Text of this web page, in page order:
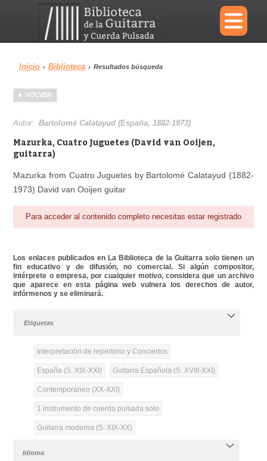
×
Menu
Biblioteca Diccionario
Reproductor
Inicio › Biblioteca › Resultados búsqueda
VOLVER
Autor:Bartolomé Calatayud (España, 1882-1973)
Mazurka, Cuatro Juguetes (David van Ooijen,
guitarra)
Mazurka from Cuatro Juguetes by Bartolomé Calatayud (1882-
1973) David van Ooijen guitar
Para acceder al contenido completo necesitas estar registrado
Los enlaces publicados en La Biblioteca de la Guitarra solo tienen un
fin educativo y de difusión, no comercial. Si algún compositor,
intérprete o empresa, por cualquier motivo, considera que un archivo
que aparece en esta página web vulnera los derechos de autor,
infórmenos y se eliminará.
Etiquetas
Interpretación de repertorio y Conciertos
España (S. XIX-XXI) Guitarra Española (S. XVIII-XXI)
Contemporáneo (XX-XXI)
1 instrumento de cuerda pulsada solo
Guitarra moderna (S. XIX-XX)
Idioma